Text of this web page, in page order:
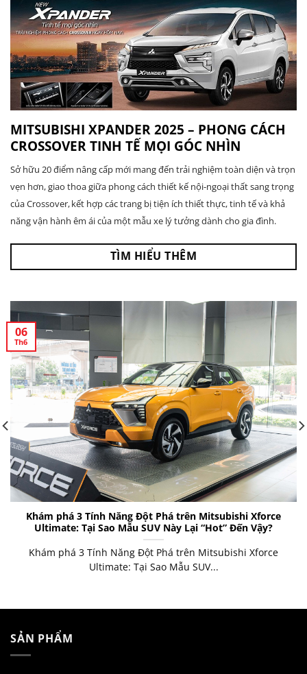
MITSUBISHI XPANDER 2025 – PHONG CÁCH
CROSSOVER TINH TẾ MỌI GÓC NHÌN
Sở hữu 20 điểm nâng cấp mới mang đến trải nghiệm toàn diện và trọn
vẹn hơn, giao thoa giữa phong cách thiết kế nội-ngoại thất sang trọng
của Crossover, kết hợp các trang bị tiện ích thiết thực, tinh tế và khả
năng vận hành êm ái của một mẫu xe lý tưởng dành cho gia đình.
TÌM HIỂU THÊM
Khám phá 3 Tính Năng Đột Phá trên Mitsubishi Xforce
Ultimate: Tại Sao Mẫu SUV Này Lại “Hot” Đến Vậy?
Khám phá 3 Tính Năng Đột Phá trên Mitsubishi Xforce
Ultimate: Tại Sao Mẫu SUV...
06
Th6
SẢN PHẨM